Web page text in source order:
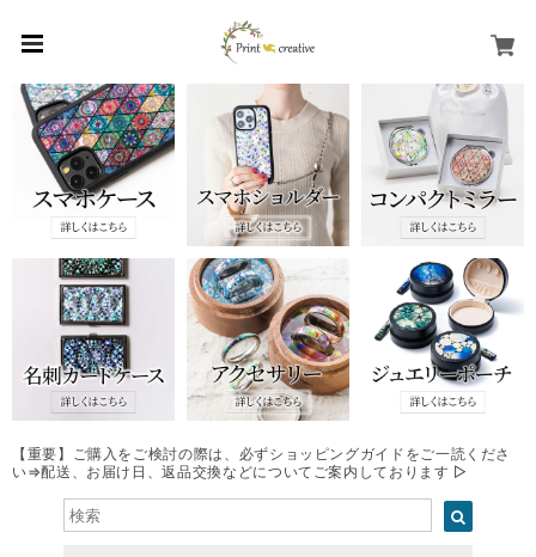
【重要】ご購入をご検討の際は、必ずショッピングガイドをご一読くださ
い⇒配送、お届け日、返品交換などについてご案内しております ▷